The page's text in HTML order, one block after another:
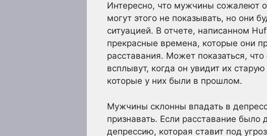
Интересно, что мужчины сожалеют
могут этого не показывать, но они
ситуацией. В отчете, написанном
прекрасные времена, которые они
расставания. Может показаться,
всплывут, когда он увидит их
которые у них были в прошлом.
Мужчины склонны впадать в
признавать. Если расставание
депрессию, которая ставит под